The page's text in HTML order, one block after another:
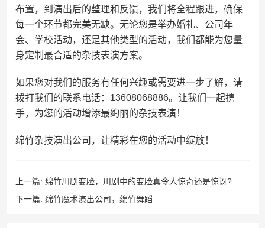
布置，到演出后的整理和反馈，我们将全程跟进，确保
每一个环节都完美无缺。无论您是举办婚礼、公司年
会、学校活动，还是其他类型的活动，我们都能为您量
身定制最合适的杂技表演方案。
如果您对我们的服务有任何兴趣或需要进一步了解，请
拨打我们的联系电话：13608068886。让我们一起携
手，为您的活动增添最绚丽的杂技表演！
绵竹杂技演出公司，让精彩在您的活动中绽放！
上一篇: 绵竹川剧变脸，川剧中的变脸真令人惊奇还是惊讶?
下一篇: 绵竹魔术演出公司，绵竹舞蹈